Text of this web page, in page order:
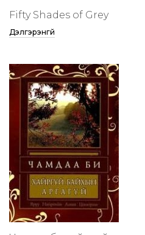
Fifty Shades of Grey
Дэлгэрэнгүй